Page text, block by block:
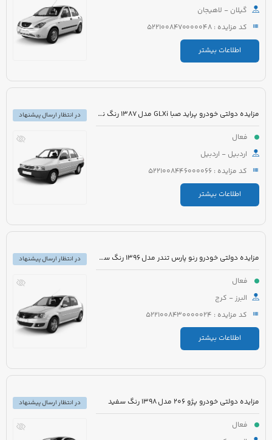
گیلان - لاهیجان
کد مزایده : 5221008470000048
اطلاعات بیشتر
مزایده دولتی خودرو پراید صبا GLXi مدل 1387 رنگ نقره ای
فعال
اردبیل - اردبیل
کد مزایده : 5221008446000066
اطلاعات بیشتر
در انتظار ارسال پیشنهاد
مزایده دولتی خودرو رنو پارس تندر مدل 1396 رنگ سفید
فعال
البرز - کرج
کد مزایده : 5221008430000024
اطلاعات بیشتر
در انتظار ارسال پیشنهاد
مزایده دولتی خودرو پژو 206 مدل 1398 رنگ سفید
فعال
در انتظار ارسال پیشنهاد